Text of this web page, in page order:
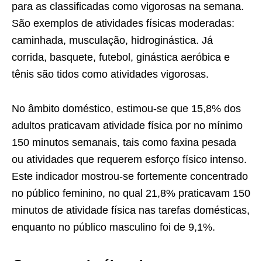
para as classificadas como vigorosas na semana.
São exemplos de atividades físicas moderadas:
caminhada, musculação, hidroginástica. Já
corrida, basquete, futebol, ginástica aeróbica e
tênis são tidos como atividades vigorosas.
No âmbito doméstico, estimou-se que 15,8% dos
adultos praticavam atividade física por no mínimo
150 minutos semanais, tais como faxina pesada
ou atividades que requerem esforço físico intenso.
Este indicador mostrou-se fortemente concentrado
no público feminino, no qual 21,8% praticavam 150
minutos de atividade física nas tarefas domésticas,
enquanto no público masculino foi de 9,1%.